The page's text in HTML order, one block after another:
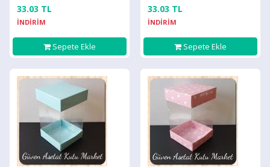
33.03 TL
İNDİRİM
Sepete Ekle
33.03 TL
İNDİRİM
Sepete Ekle